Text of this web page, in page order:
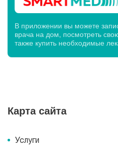
В приложении вы можете
врача на дом, посмотреть
также купить необходимые
Карта сайта
Услуги